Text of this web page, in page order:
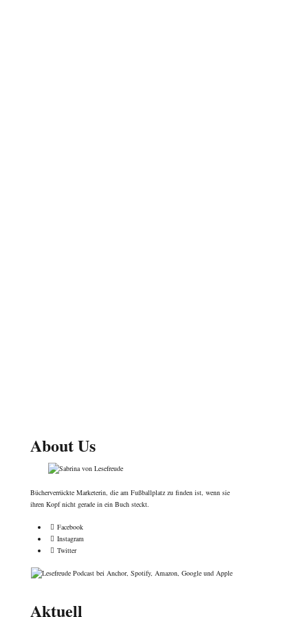
About Us
Bücherverrückte Marketerin, die am Fußballplatz zu finden ist, wenn sie
ihren Kopf nicht gerade in ein Buch steckt.
Facebook
Instagram
Twitter
Aktuell